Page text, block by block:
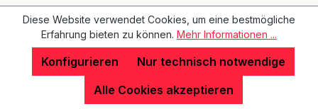
Diese Website verwendet Cookies, um eine bestmögliche
Erfahrung bieten zu können. Mehr Informationen ...
Nur technisch notwendige
Konfigurieren
Alle Cookies akzeptieren